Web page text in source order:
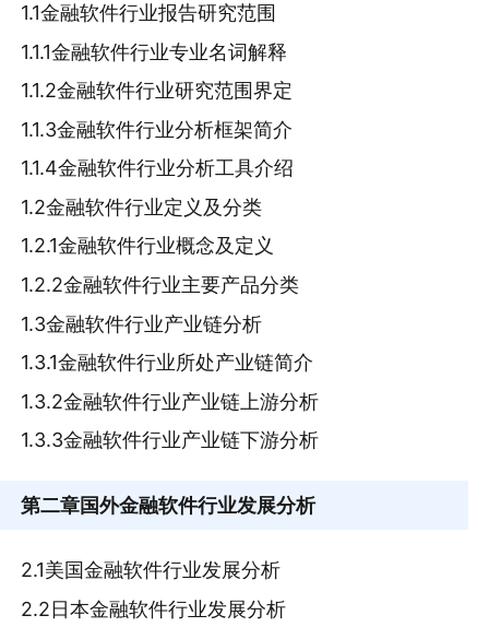
1.1金融软件行业报告研究范围
1.1.1金融软件行业专业名词解释
1.1.2金融软件行业研究范围界定
1.1.3金融软件行业分析框架简介
1.1.4金融软件行业分析工具介绍
1.2金融软件行业定义及分类
1.2.1金融软件行业概念及定义
1.2.2金融软件行业主要产品分类
1.3金融软件行业产业链分析
1.3.1金融软件行业所处产业链简介
1.3.2金融软件行业产业链上游分析
1.3.3金融软件行业产业链下游分析
第二章国外金融软件行业发展分析
2.1美国金融软件行业发展分析
2.2日本金融软件行业发展分析